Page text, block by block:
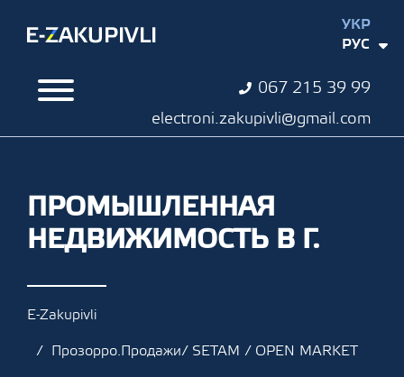
067 215 39 99
electroni.zakupivli@gmail.com
УКР
РУС
ПРОМЫШЛЕННАЯ
НЕДВИЖИМОСТЬ В Г.
E-Zakupivli
Прозорро.Продажи/ SETAM / OPEN MARKET